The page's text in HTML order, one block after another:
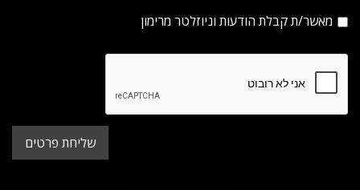
מאשר/ת קבלת הודעות וניוזלטר מרימון